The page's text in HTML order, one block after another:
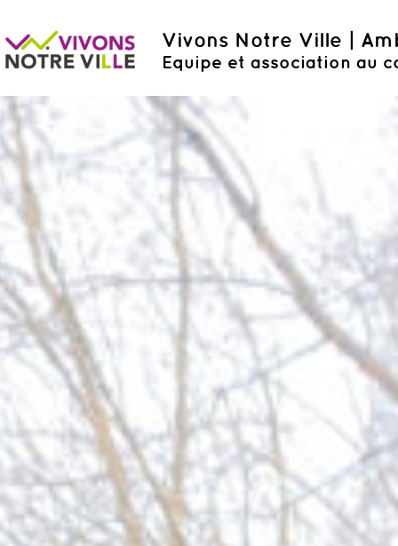
Vivons Notre Ville |
Equipe et association au